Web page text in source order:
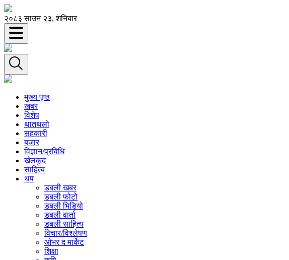
२०८३ साउन २३, शनिबार
मुख्य पृष्ठ
खबर
विशेष
थातथलो
सहकारी
बजार
विज्ञान/प्रविधि
खेलकुद
साहित्य
थप
डबली खबर
डबली फोटो
डबली भिडियो
डबली वार्ता
डबली साहित्य
विचार/विश्‍लेषण
ओभर द मार्केट
शिक्षा